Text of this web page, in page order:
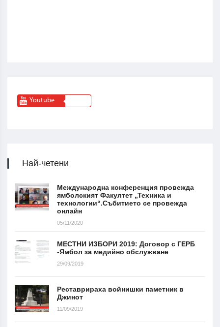
Youtube
Най-четени
Международна конференция провежда
ямболският Факултет „Техника и
технологии“.Събитието се провежда
онлайн
05/11/2020
МЕСТНИ ИЗБОРИ 2019: Договор с ГЕРБ
-Ямбол за медийно обслужване
29/09/2019
Реставрираха войнишки паметник в
Джинот
11/09/2019